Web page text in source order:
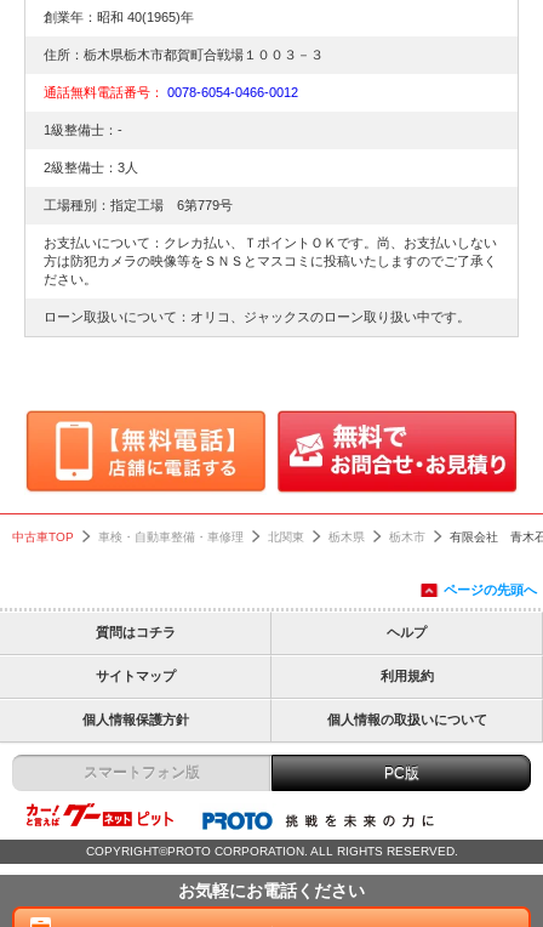
車高調
スイフトスポーツ
スズキ
取り付け
取付
創業年：昭和 40(1965)年
住所：栃木県栃木市都賀町合戦場１００３－３
通話無料電話番号： 0078-6054-0466-0012
1級整備士：-
2級整備士：3人
工場種別：指定工場 6第779号
お支払いについて：クレカ払い、ＴポイントＯＫです。尚、お支払いしない
方は防犯カメラの映像等をＳＮＳとマスコミに投稿いたしますのでご了承く
ださい。
ローン取扱いについて：オリコ、ジャックスのローン取り扱い中です。
中古車TOP 車検・自動車整備・車修理 北関東 栃木県 栃木市 有限会社 青木
お気軽にお電話ください
ページの先頭へ
質問はコチラ ヘルプ
サイトマップ 利用規約
個人情報保護方針 個人情報の取扱いについて
スマートフォン版 PC版
COPYRIGHT©PROTO CORPORATION. ALL RIGHTS RESERVED.